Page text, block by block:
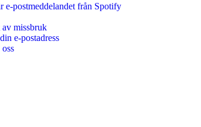
e-postmeddelandet från Spotify
missbruk
e-postadress